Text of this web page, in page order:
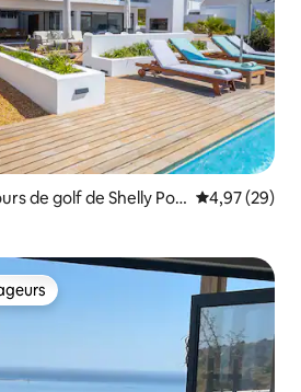
de golf de Shelly Poi
Évaluation
4,97 (29)
les plus appréciés